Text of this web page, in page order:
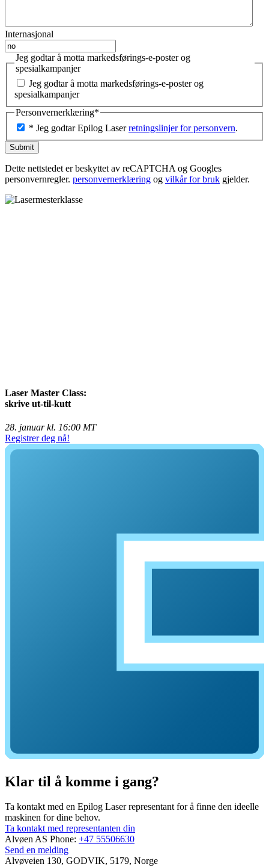
Internasjonal
Jeg godtar å motta markedsførings-e-poster og
spesialkampanjer
Jeg godtar å motta markedsførings-e-poster og
spesialkampanjer
Personvernerklæring*
* Jeg godtar Epilog Laserretningslinjer for personvern.
Dette nettstedet er beskyttet av reCAPTCHA og Googles
personvernregler. personvernerklæring og vilkår for bruk gjelder.
Laser Master Class:
skrive ut-til-kutt
28. januar kl. 16:00 MT
Registrer deg nå!
Klar til å komme i gang?
Ta kontakt med en Epilog Laser representant for å finne den ideelle
maskinen for dine behov.
Ta kontakt med representanten din
Alvøen AS Phone: +47 55506630
Send en melding
Alvøveien 130, GODVIK, 5179, Norge